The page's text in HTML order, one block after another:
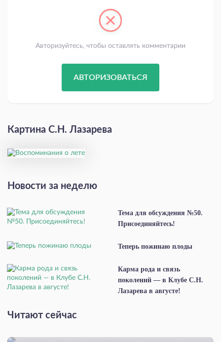
Авторизуйтесь, чтобы оставлять комментарии
АВТОРИЗОВАТЬСЯ
Картина С.Н. Лазарева
Новости за неделю
Тема для обсуждения №50.
Присоединяйтесь!
Теперь пожинаю плоды
Карма рода и связь
поколений — в Клубе С.Н.
Лазарева в августе!
Читают сейчас